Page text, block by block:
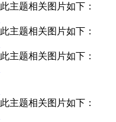
此主题相关图片如下：
此主题相关图片如下：
此主题相关图片如下：
此主题相关图片如下：